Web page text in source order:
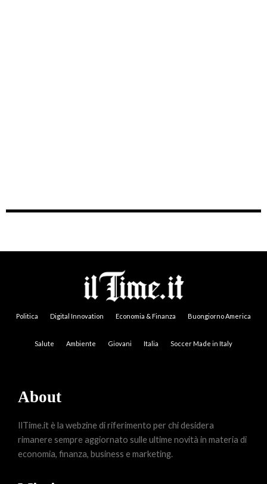
Politica Digital Innovation Economia & Finanza Buongiorno America
Salute Ambiente Giovani Italia Soccer Made in Italy
About
IlTime.it è la webzine di riferimento per chi desidera
rimanere sempre aggiornato sulle ultime novità in materia di
economia, finanza, business e marketing.